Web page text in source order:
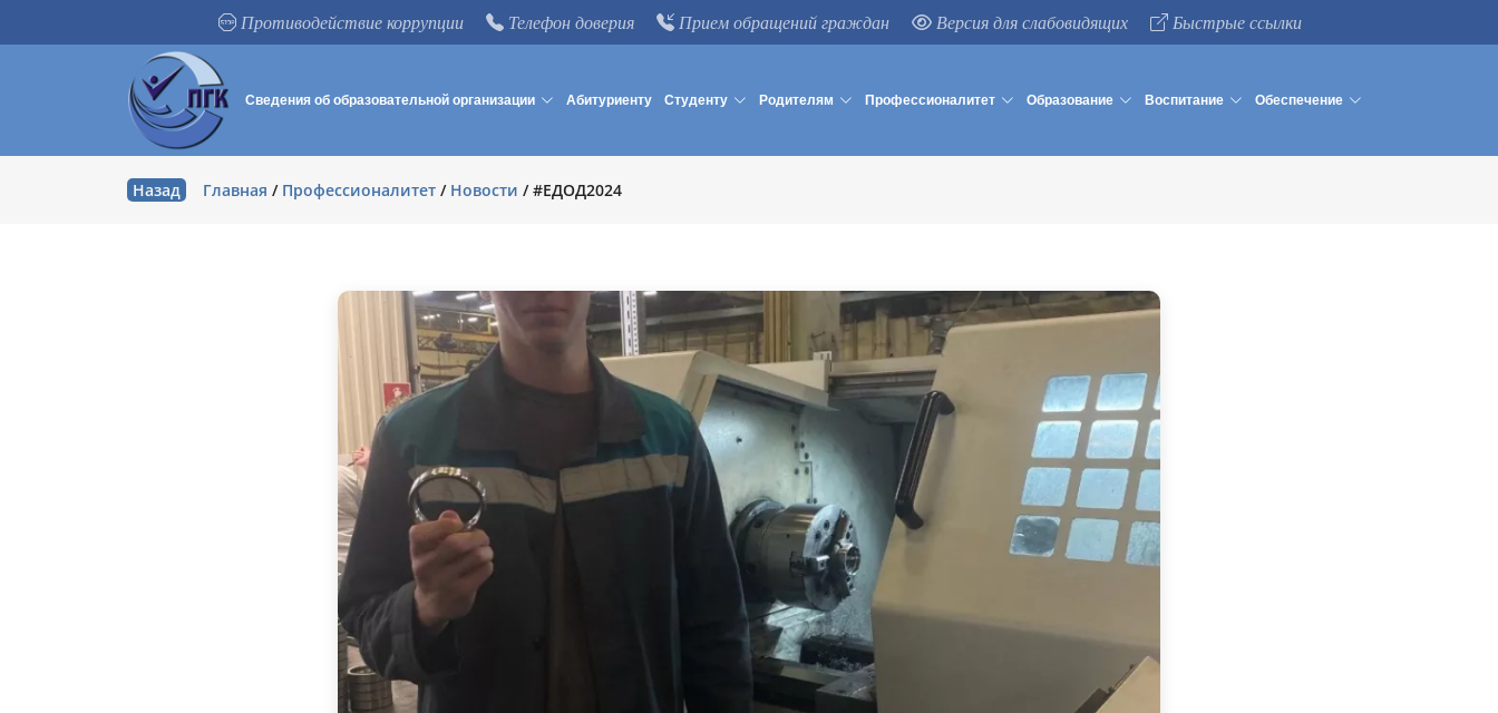
Противодействие коррупции Телефон доверия Прием обращений граждан Версия для слабовидящих Быстрые ссылки
Сведения об образовательной организации Абитуриенту Студенту Родителям Профессионалитет Образование Воспитание Обеспечение
Назад Главная / Профессионалитет / Новости /#ЕДОД2024